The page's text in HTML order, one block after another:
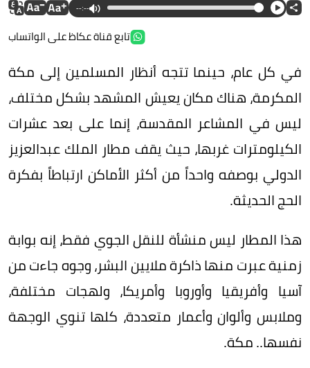
--:--
تابع قناة عكاظ على الواتساب
في كل عام، حينما تتجه أنظار المسلمين إلى مكة
المكرمة، هناك مكان يعيش المشهد بشكل مختلف،
ليس في المشاعر المقدسة، إنما على بعد عشرات
الكيلومترات غربها، حيث يقف مطار الملك عبدالعزيز
الدولي بوصفه واحداً من أكثر الأماكن ارتباطاً بفكرة
الحج الحديثة.
هذا المطار ليس منشأة للنقل الجوي فقط، إنه بوابة
زمنية عبرت منها ذاكرة ملايين البشر، وجوه جاءت من
آسيا وأفريقيا وأوروبا وأمريكا، ولهجات مختلفة،
وملابس وألوان وأعمار متعددة، كلها تنوي الوجهة
نفسها.. مكة.